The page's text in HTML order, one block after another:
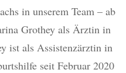
in unserem Team – ab
Grothey als Ärztin in
ist als Assistenzärztin in
seit Februar 2020